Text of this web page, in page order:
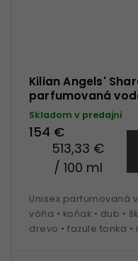
Kilian Angels'
parfumovaná
Skladom v predajni
154 €
513,33 €
/ 100 ml
Unisex parfumovaná
vôňa • koňak • dub •
drevo • fazule tonka